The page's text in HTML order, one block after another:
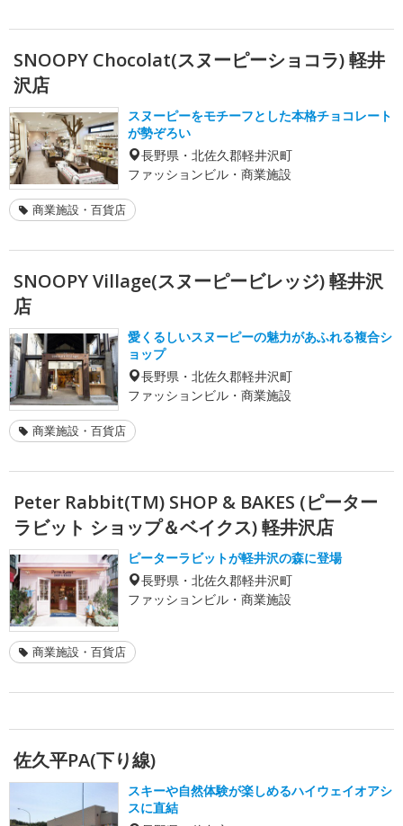
SNOOPY Chocolat(スヌーピーショコラ) 軽井
沢店
スヌーピーをモチーフとした本格チョコレート
が勢ぞろい
長野県・北佐久郡軽井沢町
ファッションビル・商業施設
商業施設・百貨店
SNOOPY Village(スヌーピービレッジ) 軽井沢
店
愛くるしいスヌーピーの魅力があふれる複合シ
ョップ
長野県・北佐久郡軽井沢町
ファッションビル・商業施設
商業施設・百貨店
Peter Rabbit(TM) SHOP & BAKES (ピーター
ラビット ショップ＆ベイクス) 軽井沢店
ピーターラビットが軽井沢の森に登場
長野県・北佐久郡軽井沢町
ファッションビル・商業施設
商業施設・百貨店
佐久平PA(下り線)
スキーや自然体験が楽しめるハイウェイオアシ
スに直結